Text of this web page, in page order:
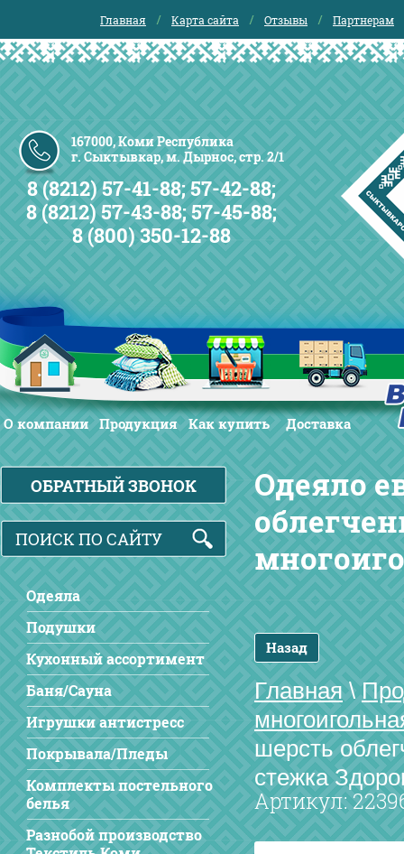
Главная Карта сайта Отзывы Партнерам
167000, Коми Республика
г. Сыктывкар, м. Дырнос, стр. 2/1
8 (8212) 57-41-88; 57-42-88;
8 (8212) 57-43-88; 57-45-88;
8 (800) 350-12-88
О компании Продукция Как купить Доставка
Одеяло
Назад
Главная\
шерсть
стежка
Артикул:
ОБРАТНЫЙ ЗВОНОК
Одеяла
Подушки
Кухонный ассортимент
Баня/Сауна
Игрушки антистресс
Покрывала/Пледы
Комплекты постельного
белья
Разнобой производство